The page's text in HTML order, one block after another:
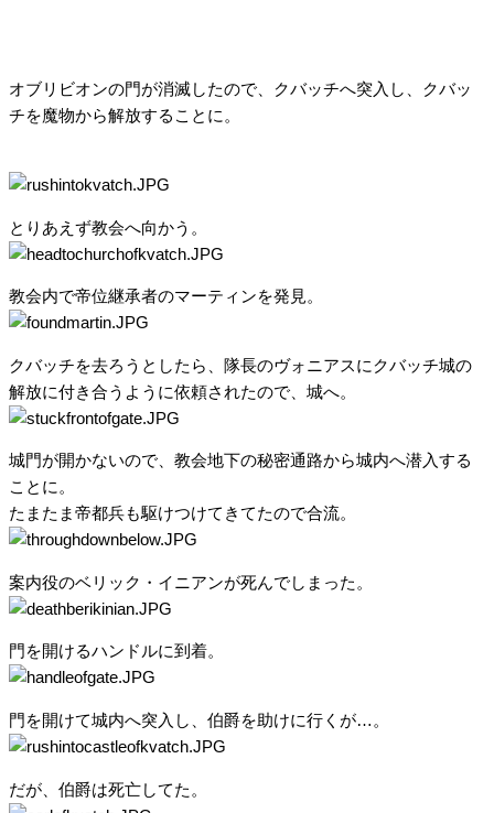
オブリビオンの門が消滅したので、クバッチへ突入し、クバッ
チを魔物から解放することに。
とりあえず教会へ向かう。
教会内で帝位継承者のマーティンを発見。
クバッチを去ろうとしたら、隊長のヴォニアスにクバッチ城の
解放に付き合うように依頼されたので、城へ。
城門が開かないので、教会地下の秘密通路から城内へ潜入する
ことに。
たまたま帝都兵も駆けつけてきてたので合流。
案内役のベリック・イニアンが死んでしまった。
門を開けるハンドルに到着。
門を開けて城内へ突入し、伯爵を助けに行くが…。
だが、伯爵は死亡してた。